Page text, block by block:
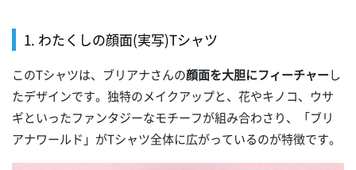
1. わたくしの顔面(実写)Tシャツ
このTシャツは、ブリアナさんの顔面を大胆にフィーチャーし
たデザインです。独特のメイクアップと、花やキノコ、ウサ
ギといったファンタジーなモチーフが組み合わさり、「ブリ
アナワールド」がTシャツ全体に広がっているのが特徴です。